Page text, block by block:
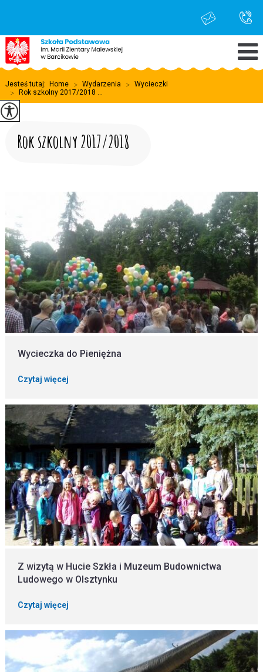
Jesteś tutaj: Home > Wydarzenia > Wycieczki
> Rok szkolny 2017/2018 ...
Rok szkolny 2017/2018
Wycieczka do Pieniężna
Czytaj więcej
Z wizytą w Hucie Szkła i Muzeum Budownictwa
Ludowego w Olsztynku
Czytaj więcej